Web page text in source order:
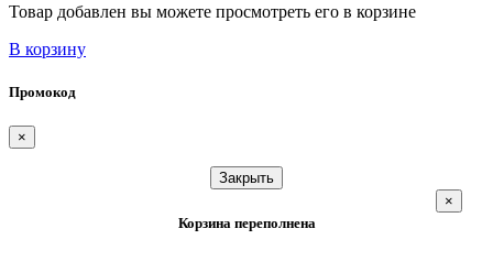
Товар добавлен вы можете просмотреть его в корзине
В корзину
Промокод
×
Закрыть
Корзина переполнена
×